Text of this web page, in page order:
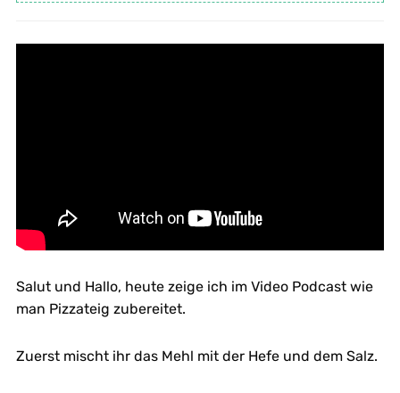
Salut und Hallo, heute zeige ich im Video Podcast wie
man Pizzateig zubereitet.
Zuerst mischt ihr das Mehl mit der Hefe und dem Salz.